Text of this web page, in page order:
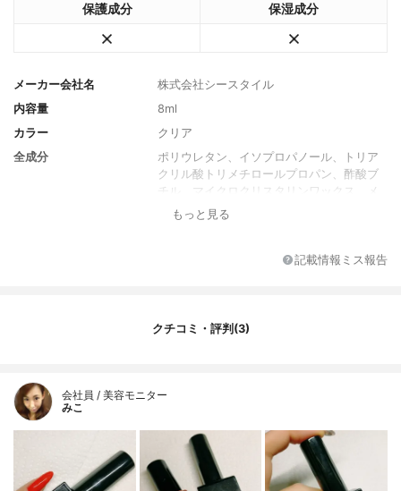
保護成分 保湿成分
メーカー会社名
株式会社シースタイル
内容量
8ml
カラー
クリア
全成分
ポリウレタン、イソプロパノール、トリア
クリル酸トリメチロールプロパン、酢酸ブ
チル、マイクロクリスタリンワックス、メ
タクリル酸イソボルニル、ヒドロキシシク
もっと見る
記載情報ミス報告
クチコミ・評判(3)
会社員 / 美容モニター
みこ